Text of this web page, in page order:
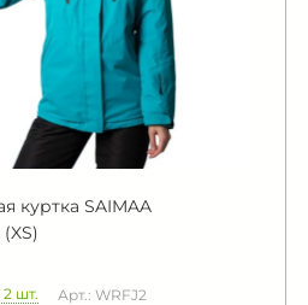
куртка SAIMAA
шт. Арт.: WRFJ2